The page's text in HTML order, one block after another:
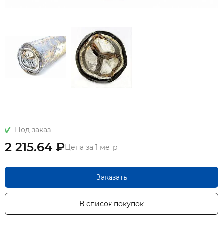
Под заказ
2 215.64 ₽Цена за 1 метр
Заказать
В список покупок